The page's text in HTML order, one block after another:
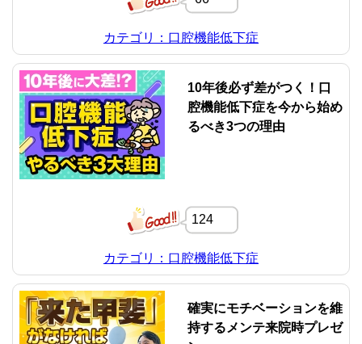
カテゴリ：口腔機能低下症
10年後必ず差がつく！口
腔機能低下症を今から始め
るべき3つの理由
124
カテゴリ：口腔機能低下症
確実にモチベーションを維
持するメンテ来院時プレゼ